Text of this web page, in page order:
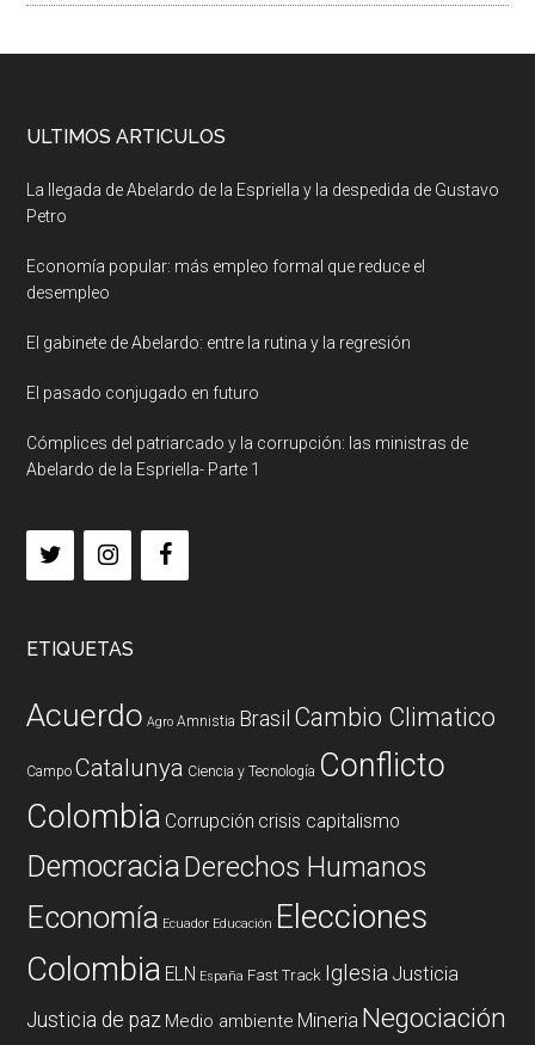
ULTIMOS ARTICULOS
La llegada de Abelardo de la Espriella y la despedida de Gustavo
Petro
Economía popular: más empleo formal que reduce el
desempleo
El gabinete de Abelardo: entre la rutina y la regresión
El pasado conjugado en futuro
Cómplices del patriarcado y la corrupción: las ministras de
Abelardo de la Espriella- Parte 1
ETIQUETAS
Acuerdo Agro Amnistia Brasil Cambio Climatico
Campo Catalunya Ciencia y Tecnología Conflicto
Colombia Corrupción crisis capitalismo
DemocraciaDerechos Humanos
Economía Ecuador Educación Elecciones
Colombia ELN España Fast Track Iglesia Justicia
Justicia de paz Medio ambiente Mineria Negociación